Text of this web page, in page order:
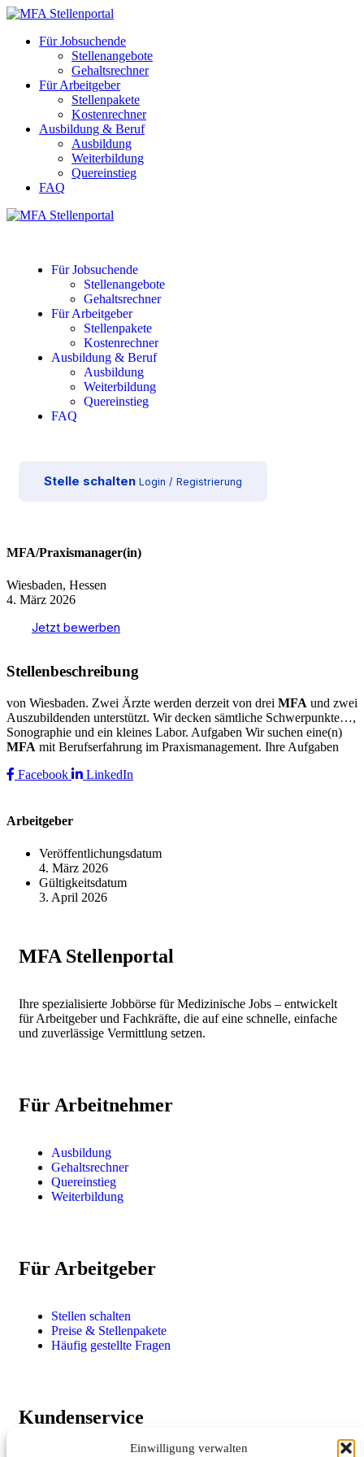
Einwilligung verwalten
Für Jobsuchende
Stellenangebote
Gehaltsrechner
Für Arbeitgeber
Stellenpakete
Kostenrechner
Ausbildung & Beruf
Ausbildung
Weiterbildung
Quereinstieg
FAQ
Für Jobsuchende
Stellenangebote
Gehaltsrechner
Für Arbeitgeber
Stellenpakete
Kostenrechner
Ausbildung & Beruf
Ausbildung
Weiterbildung
Quereinstieg
FAQ
Stelle schalten Login / Registrierung
MFA/Praxismanager(in)
Wiesbaden, Hessen
4. März 2026
Jetzt bewerben
Stellenbeschreibung
von Wiesbaden. Zwei Ärzte werden derzeit von drei MFA und zwei
Auszubildenden unterstützt. Wir decken sämtliche Schwerpunkte…,
Sonographie und ein kleines Labor. Aufgaben Wir suchen eine(n)
MFA mit Berufserfahrung im Praxismanagement. Ihre Aufgaben
Facebook
LinkedIn
Arbeitgeber
Veröffentlichungsdatum
4. März 2026
Gültigkeitsdatum
3. April 2026
MFA Stellenportal
Ihre spezialisierte Jobbörse für Medizinische Jobs – entwickelt
für Arbeitgeber und Fachkräfte, die auf eine schnelle, einfache
und zuverlässige Vermittlung setzen.
Für Arbeitnehmer
Ausbildung
Gehaltsrechner
Quereinstieg
Weiterbildung
Für Arbeitgeber
Stellen schalten
Preise & Stellenpakete
Häufig gestellte Fragen
Kundenservice
Sie haben eine Frage oder möchten Ihre Stellenanzeige per